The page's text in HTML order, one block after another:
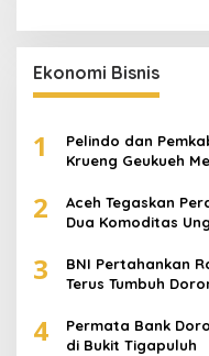
Ekonomi Bisnis
1
Pelindo dan
Krueng Geukueh
2
Aceh Tegaskan
Dua Komoditas
3
BNI Pertahankan
Terus Tumbuh
4
Permata Bank
di Bukit Tigapuluh